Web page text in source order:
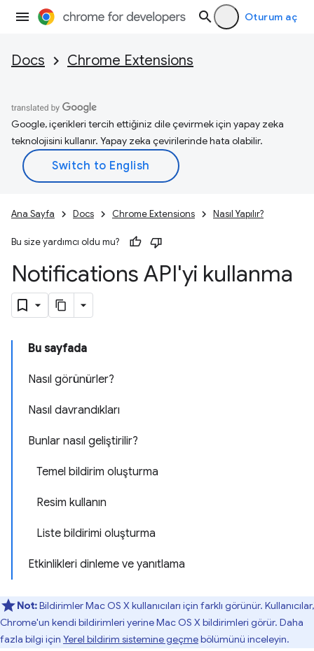
Oturum aç
Docs Chrome Extensions
Google, içerikleri tercih ettiğiniz dile çevirmek için yapay zeka
teknolojisini kullanır. Yapay zeka çevirilerinde hata olabilir.
Ana Sayfa Docs Chrome Extensions Nasıl Yapılır?
Bu size yardımcı oldu mu?
Notifications API'yi kullanma
Bu sayfada
Nasıl görünürler?
Nasıl davrandıkları
Bunlar nasıl geliştirilir?
Temel bildirim oluşturma
Resim kullanın
Liste bildirimi oluşturma
Etkinlikleri dinleme ve yanıtlama
Not:Bildirimler Mac OS X kullanıcıları için farklı görünür. Kullanıcılar,
Chrome'un kendi bildirimleri yerine Mac OS X bildirimleri görür. Daha
fazla bilgi için Yerel bildirim sistemine geçmebölümünü inceleyin.